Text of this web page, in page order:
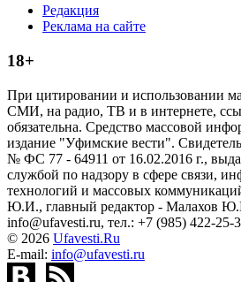
Редакция
Реклама на сайте
18+
При цитировании и использовании
СМИ, на радио, ТВ и в интернете,
обязательна. Средство массовой
издание "Уфимские вести".
№ ФС 77 - 64911 от 16.02.2016 г.,
службой по надзору в сфере связи,
технологий и массовых
Ю.И., главный редактор - Малахов
info@ufavesti.ru, тел.: +7 (985) 422-25-
© 2026 Ufavesti.Ru
E-mail: info@ufavesti.ru